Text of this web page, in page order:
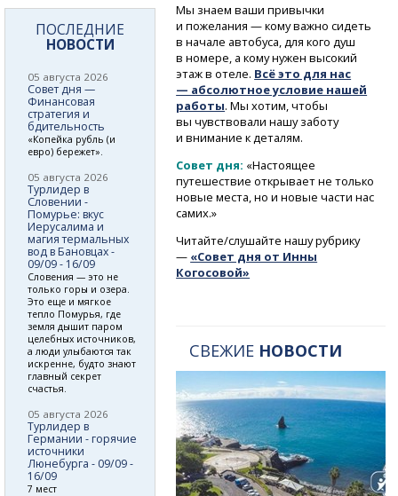
Мы знаем ваши привычки
и пожелания — кому важно сидеть
в начале автобуса, для кого душ
в номере, а кому нужен высокий
этаж в отеле. Всё это для нас
— абсолютное условие нашей
работы. Мы хотим, чтобы
вы чувствовали нашу заботу
и внимание к деталям.
Совет дня: «Настоящее
путешествие открывает не только
новые места, но и новые части нас
самих.»
Читайте/слушайте нашу рубрику
— «Совет дня от Инны
Когосовой»
СВЕЖИЕ НОВОСТИ
ПОСЛЕДНИЕ
НОВОСТИ
05 августа 2026
Совет дня —
Финансовая
стратегия и
бдительность
«Копейка рубль (и
евро) бережет».
05 августа 2026
Турлидер в
Словении -
Помурье: вкус
Иерусалима и
магия термальных
вод в Бановцах -
09/09 - 16/09
Словения — это не
только горы и озера.
Это еще и мягкое
тепло Помурья, где
земля дышит паром
целебных источников,
а люди улыбаются так
искренне, будто знают
главный секрет
счастья.
05 августа 2026
Турлидер в
Германии - горячие
источники
Люнебурга - 09/09 -
16/09
7 мест